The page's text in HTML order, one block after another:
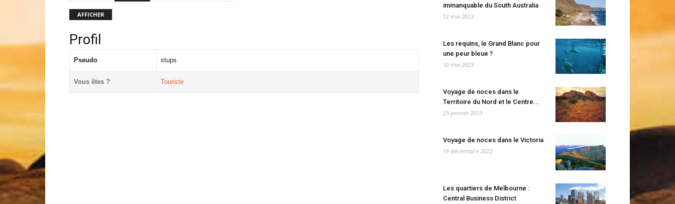
AFFICHER
Profil
Pseudo stups
Vous êtes ? Touriste
immanquable du South Australia
12 mai 2023
Les requins, le Grand Blanc pour
une peur bleue ?
10 mai 2023
Voyage de noces dans le
Territoire du Nord et le Centre...
25 janvier 2023
Voyage de noces dans le Victoria
19 décembre 2022
Les quartiers de Melbourne :
Central Business District